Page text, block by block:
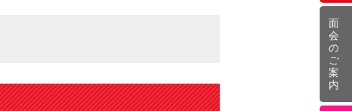
面
会
の
ご
案
内